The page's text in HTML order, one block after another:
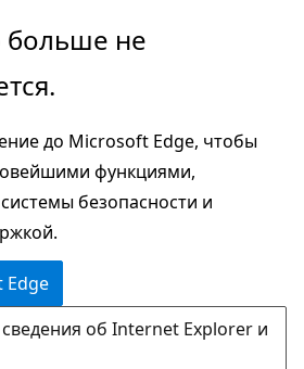
больше не
до Microsoft Edge, чтобы
функциями,
безопасности и
Edge
об Internet Explorer и